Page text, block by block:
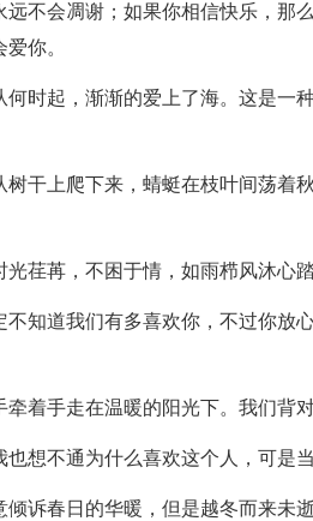
远不会凋谢；如果你相信快乐，那
你。
何时起，渐渐的爱上了海。这是一
树干上爬下来，蜻蜓在枝叶间荡着
光荏苒，不困于情，如雨栉风沐心
不知道我们有多喜欢你，不过你放
牵着手走在温暖的阳光下。我们背
也想不通为什么喜欢这个人，可是
倾诉春日的华暖，但是越冬而来未